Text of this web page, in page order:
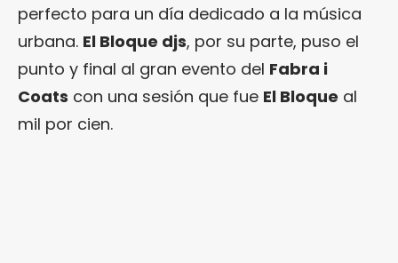
perfecto para un día dedicado a la música
urbana. El Bloque djs, por su parte, puso el
punto y final al gran evento del Fabra i
Coats con una sesión que fue El Bloque al
mil por cien.